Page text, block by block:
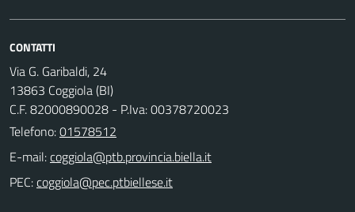
CONTATTI
Via G. Garibaldi, 24
13863 Coggiola (BI)
C.F. 82000890028 - P.Iva: 00378720023
Telefono:01578512
E-mail:
PEC: